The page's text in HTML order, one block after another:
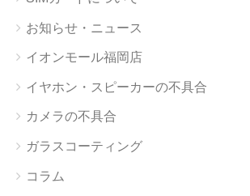
お知らせ・ニュース
イオンモール福岡店
イヤホン・スピーカーの不具合
カメラの不具合
ガラスコーティング
コラム